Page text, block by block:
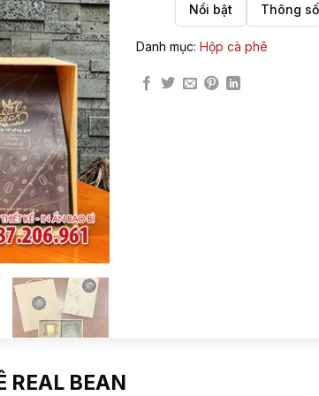
Nổi bật Thông số
Danh mục: Hộp cà phê
REAL BEAN